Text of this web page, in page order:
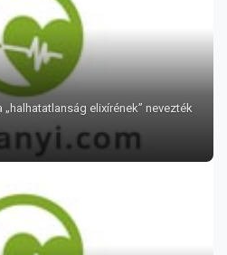
elixírének” nevezték